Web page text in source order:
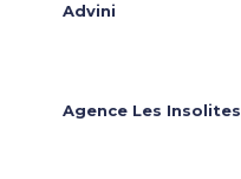
Advini
Agence Les Insolites